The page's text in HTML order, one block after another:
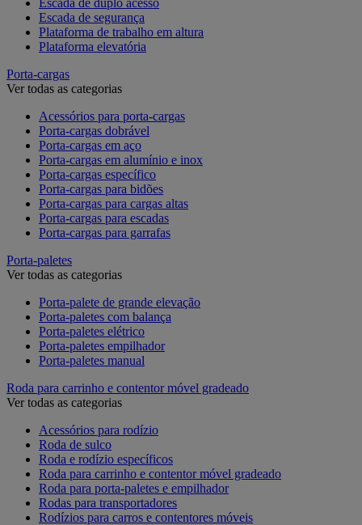
Escada de segurança
Plataforma de trabalho em altura
Plataforma elevatória
Porta-cargas
Ver todas as categorias
Acessórios para porta-cargas
Porta-cargas dobrável
Porta-cargas em aço
Porta-cargas em alumínio e inox
Porta-cargas específico
Porta-cargas para bidões
Porta-cargas para cargas altas
Porta-cargas para escadas
Porta-cargas para garrafas
Porta-paletes
Ver todas as categorias
Porta-palete de grande elevação
Porta-paletes com balança
Porta-paletes elétrico
Porta-paletes empilhador
Porta-paletes manual
Roda para carrinho e contentor móvel gradeado
Ver todas as categorias
Acessórios para rodízio
Roda de sulco
Roda e rodízio específicos
Roda para carrinho e contentor móvel gradeado
Roda para porta-paletes e empilhador
Rodas para transportadores
Rodízios para carros e contentores móveis